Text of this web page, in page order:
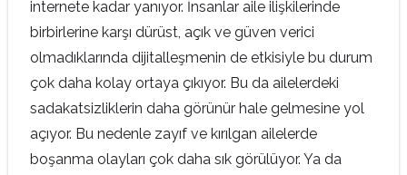
internete kadar yanıyor. İnsanlar aile ilişkilerinde
birbirlerine karşı dürüst, açık ve güven verici
olmadıklarında dijitalleşmenin de etkisiyle bu durum
çok daha kolay ortaya çıkıyor. Bu da ailelerdeki
sadakatsizliklerin daha görünür hale gelmesine yol
açıyor. Bu nedenle zayıf ve kırılgan ailelerde
boşanma olayları çok daha sık görülüyor. Ya da